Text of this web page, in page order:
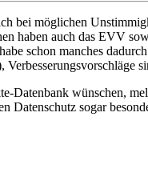
bei möglichen
haben auch das EVV
schon manches
Datenbank wünschen,
Datenschutz sogar